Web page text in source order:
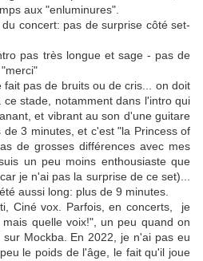
aux "enluminures".
concert: pas de surprise côté set-
pas très longue et sage - pas de
pas de bruits ou de cris... on doit
stade, notamment dans l'intro qui
et vibrant au son d'une guitare
3 minutes, et c'est "la Princess of
de grosses différences avec mes
un peu moins enthousiaste que
je n'ai pas la surprise de ce set)...
aussi long: plus de 9 minutes.
Ciné vox. Parfois, en concerts, je
quelle voix!", un peu quand on
Mockba. En 2022, je n'ai pas eu
le poids de l'âge, le fait qu'il joue